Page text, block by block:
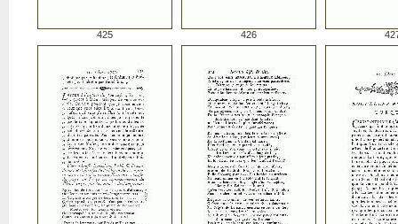
425 426